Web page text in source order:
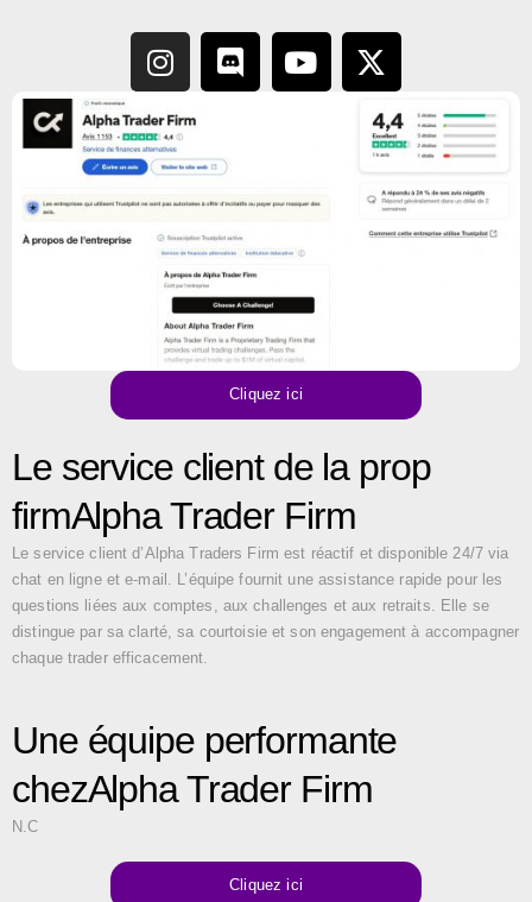
Cliquez ici
Le service client de la prop
firmAlpha Trader Firm
Le service client d’Alpha Traders Firm est réactif et disponible 24/7 via
chat en ligne et e-mail. L’équipe fournit une assistance rapide pour les
questions liées aux comptes, aux challenges et aux retraits. Elle se
distingue par sa clarté, sa courtoisie et son engagement à accompagner
chaque trader efficacement.
Une équipe performante
chezAlpha Trader Firm
N.C
Cliquez ici